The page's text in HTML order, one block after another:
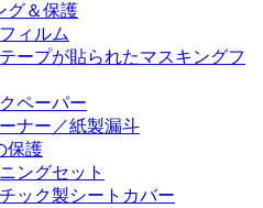
グ＆保護
ィルム
ープが貼られたマスキングフ
ペーパー
ナー／紙製漏斗
保護
ングセット
ック製シートカバー